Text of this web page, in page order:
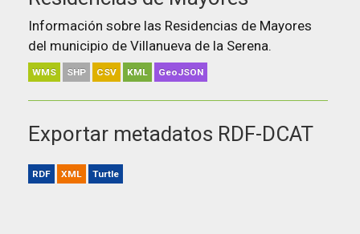
Información sobre las Residencias de Mayores
del municipio de Villanueva de la Serena.
WMS SHP CSV KML GeoJSON
Exportar metadatos RDF-DCAT
RDF XML Turtle